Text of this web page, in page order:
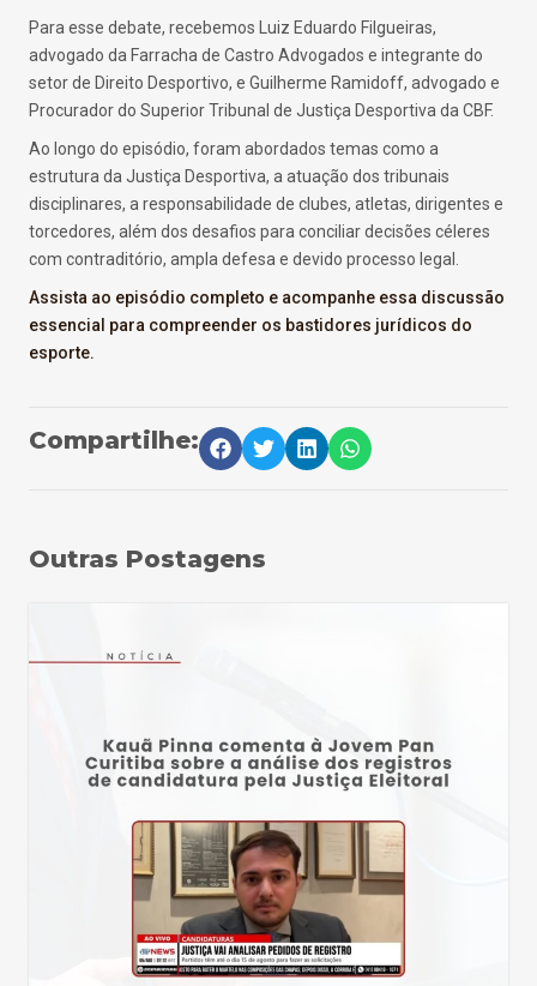
Para esse debate, recebemos Luiz Eduardo Filgueiras,
advogado da Farracha de Castro Advogados e integrante do
setor de Direito Desportivo, e Guilherme Ramidoff, advogado e
Procurador do Superior Tribunal de Justiça Desportiva da CBF.
Ao longo do episódio, foram abordados temas como a
estrutura da Justiça Desportiva, a atuação dos tribunais
disciplinares, a responsabilidade de clubes, atletas, dirigentes e
torcedores, além dos desafios para conciliar decisões céleres
com contraditório, ampla defesa e devido processo legal.
Assista ao episódio completo e acompanhe essa discussão
essencial para compreender os bastidores jurídicos do
esporte.
Compartilhe:
Outras Postagens